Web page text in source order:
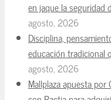
en jaque la seguridad
agosto, 2026
Disciplina,
educación tradicional
agosto, 2026
Mallplaza apuesta